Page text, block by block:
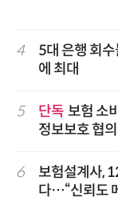
4
5대 은행 회
에 최대
5 단독 보험 소
정보보호 협
6
보험설계사,
다…“신뢰도